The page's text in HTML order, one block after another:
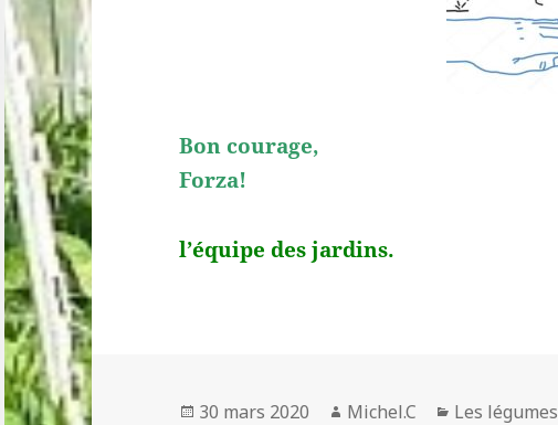
Bon courage,
Forza!
l’équipe des jardins.
Publié
30 mars 2020 Auteur
Michel.C Catégories
Les légumes